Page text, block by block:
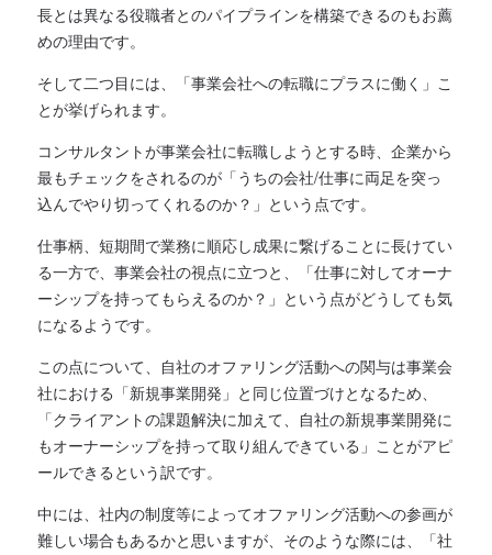
長とは異なる役職者とのパイプラインを構築できるのもお薦
めの理由です。
そして二つ目には、「事業会社への転職にプラスに働く」こ
とが挙げられます。
コンサルタントが事業会社に転職しようとする時、企業から
最もチェックをされるのが「うちの会社/仕事に両足を突っ
込んでやり切ってくれるのか？」という点です。
仕事柄、短期間で業務に順応し成果に繋げることに長けてい
る一方で、事業会社の視点に立つと、「仕事に対してオーナ
ーシップを持ってもらえるのか？」という点がどうしても気
になるようです。
この点について、自社のオファリング活動への関与は事業会
社における「新規事業開発」と同じ位置づけとなるため、
「クライアントの課題解決に加えて、自社の新規事業開発に
もオーナーシップを持って取り組んできている」ことがアピ
ールできるという訳です。
中には、社内の制度等によってオファリング活動への参画が
難しい場合もあるかと思いますが、そのような際には、「社